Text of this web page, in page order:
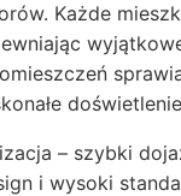
Każde
– szybki
i wysoki